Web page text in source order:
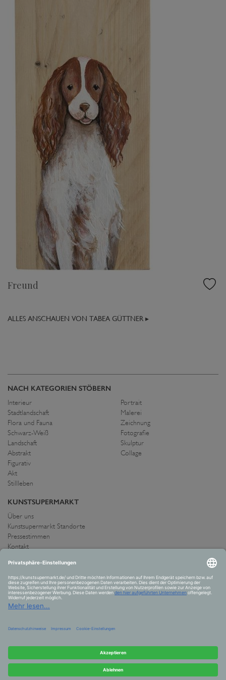
Freund
ALLES ANSCHAUEN VON TABEA GÜTTNER ▸
NACH KATEGORIEN STÖBERN
Interieur
Stadtlandschaft
Flora und Fauna
Schwarz-Weiß
Landschaft
Abstrakt
Figurativ
Akt
Stillleben
Portrait
Malerei
Zeichnung
Fotografie
Skulptur
Collage
KUNSTSUPERMARKT
Über uns
Kunstsupermarkt Standorte
Pressestimmen
Kontakt
IMPRESSUM UND AGB
Allgemeine Geschäftsbedingungen
Widerrufsrecht
Datenschutzerklärung
Allgemeine Geschäftsbedingungen
Versand und Zahlung